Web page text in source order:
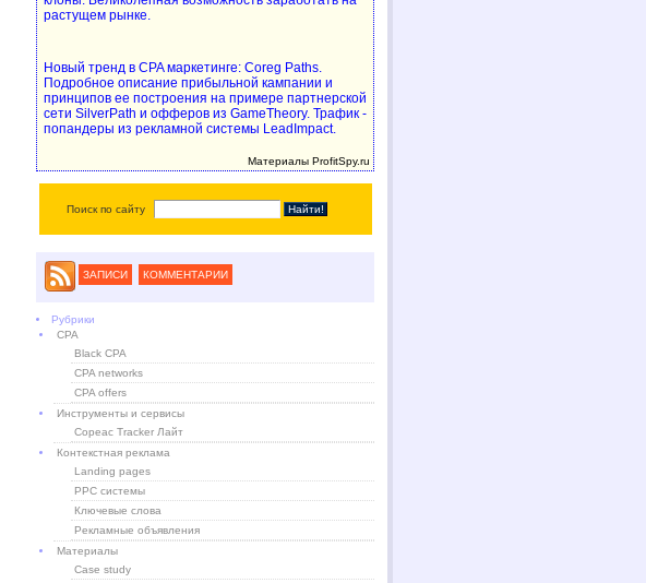
растущем рынке.
Новый тренд в CPA маркетинге: Coreg Paths.
Подробное описание прибыльной кампании и
принципов ее построения на примере партнерской
сети SilverPath и офферов из GameTheory. Трафик -
попандеры из рекламной системы LeadImpact.
Материалы ProfitSpy.ru
Поиск по сайту
ЗАПИСИ КОММЕНТАРИИ
Рубрики
CPA
Black CPA
CPA networks
CPA offers
Инструменты и сервисы
Copeac Tracker Лайт
Контекстная реклама
Landing pages
PPC системы
Ключевые слова
Рекламные объявления
Материалы
Case study